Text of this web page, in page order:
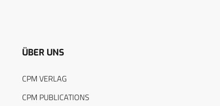
ÜBER UNS
CPM VERLAG
CPM PUBLICATIONS